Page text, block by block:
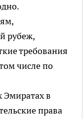
рубеж,
требования
числе по
Эмиратах в
права